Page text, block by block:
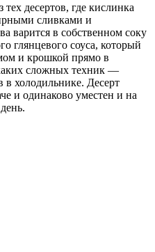
десертов, где кислинка
сливками и
варится в собственном соку
глянцевого соуса, который
и крошкой прямо в
сложных техник —
в холодильнике. Десерт
и одинаково уместен и на